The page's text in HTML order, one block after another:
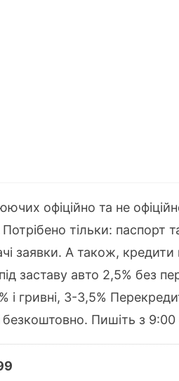
офіційно та не
тільки: паспорт
заявки. А також, кредити
заставу авто 2,5% без
і гривні, 3-3,5%
Пишіть з 9:00